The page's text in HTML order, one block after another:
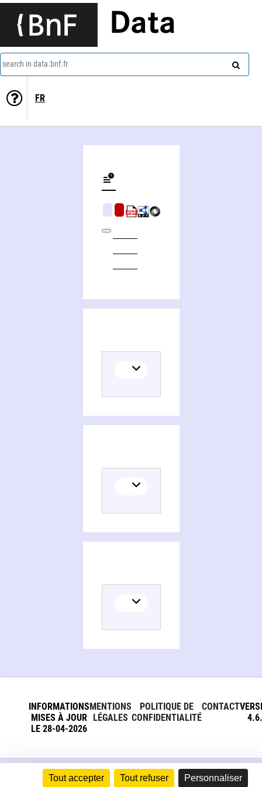
Tout accepter Tout refuser Personnaliser
Data
search in data.bnf.fr
FR
INFORMATIONS
MISES À JOUR
LE 28-04-2026
MENTIONS
LÉGALES
POLITIQUE DE
CONFIDENTIALITÉ
CONTACT